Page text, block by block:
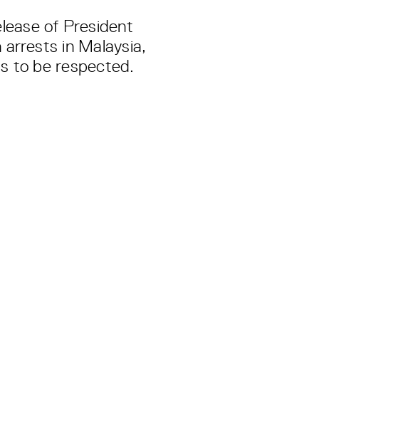
of President
in Malaysia,
to be respected.